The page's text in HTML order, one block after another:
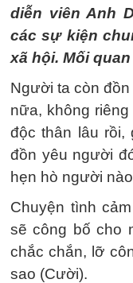
diễn viên Anh
các sự kiện
xã hội. Mối
Người ta còn
nữa, không
độc thân lâu rồi,
đồn yêu người
hẹn hò người
Chuyện tình
sẽ công bố cho
chắc chắn, lỡ
sao (Cười).